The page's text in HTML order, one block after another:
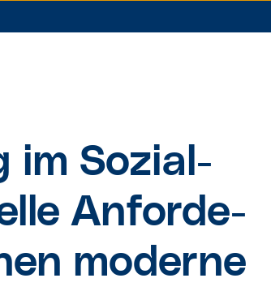
im Sozial­
Anforde­
moderne